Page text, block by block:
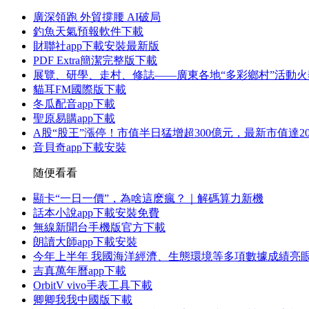
廣深領跑 外貿撐腰 AI破局
釣魚天氣預報軟件下載
財聯社app下載安裝最新版
PDF Extra簡潔完整版下載
展覽、研學、走村、修誌——廣東各地“多彩鄉村”活動火
貓耳FM國際版下載
冬瓜配音app下載
聖原易購app下載
A股“股王”漲停！市值半日猛增超300億元，最新市值達
音貝奇app下載安裝
随便看看
顯卡“一日一價”，為啥這麽瘋？｜解碼算力新機
話本小說app下載安裝免費
無線新聞台手機版官方下載
朗讀大師app下載安裝
今年上半年 我國海洋經濟、生態環境等多項數據成績亮
吉真萬年曆app下載
OrbitV vivo手表工具下載
卿卿我我中國版下載